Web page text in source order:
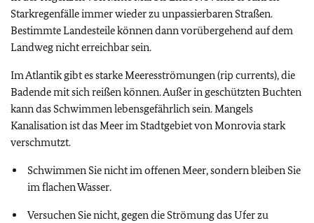
Starkregenfälle immer wieder zu unpassierbaren Straßen.
Bestimmte Landesteile können dann vorübergehend auf dem
Landweg nicht erreichbar sein.
Im Atlantik gibt es starke Meeresströmungen (rip currents), die
Badende mit sich reißen können. Außer in geschützten Buchten
kann das Schwimmen lebensgefährlich sein. Mangels
Kanalisation ist das Meer im Stadtgebiet von Monrovia stark
verschmutzt.
Schwimmen Sie nicht im offenen Meer, sondern bleiben Sie
im flachen Wasser.
Versuchen Sie nicht, gegen die Strömung das Ufer zu